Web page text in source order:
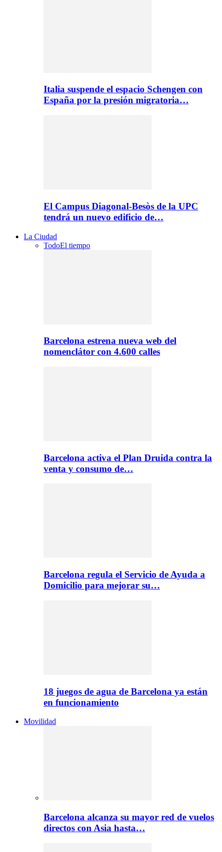
Italia suspende el espacio Schengen con
España por la presión migratoria…
El Campus Diagonal-Besòs de la UPC
tendrá un nuevo edificio de…
La Ciudad
TodoEl tiempo
Barcelona estrena nueva web del
nomenclátor con 4.600 calles
Barcelona activa el Plan Druida contra la
venta y consumo de…
Barcelona regula el Servicio de Ayuda a
Domicilio para mejorar su…
18 juegos de agua de Barcelona ya están
en funcionamiento
Movilidad
Barcelona alcanza su mayor red de vuelos
directos con Asia hasta…